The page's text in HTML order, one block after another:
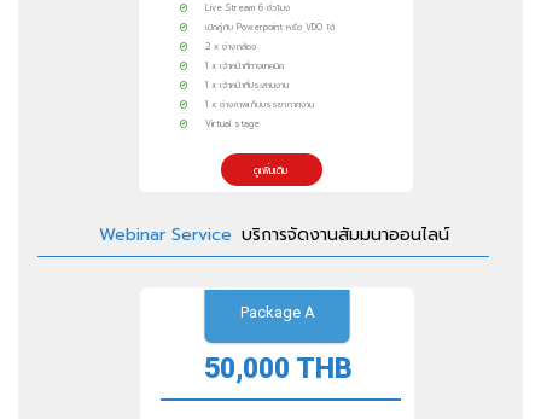
Live Stream 6 ชั่วโมง
เปิดคู่กับ Powerpoint หรือ VDO ได้
2 x ช่างกล้อง
1 x เจ้าหน้าที่ทางเทคนิค
1 x เจ้าหน้าที่ประสานงาน
1 x ช่างภาพเก็บบรรยากาศงาน
Virtual stage
ดูเพิ่มเติม
บริการจัดงานสัมมนาออนไลน์
Webinar Service
Package A
50,000 THB